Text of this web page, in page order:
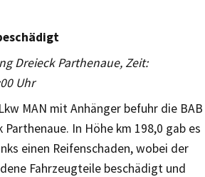
Dreieck Parthenaue, Zeit:
Uhr
MAN mit Anhänger befuhr die BAB
In Höhe km 198,0 gab es
einen Reifenschaden, wobei der
Fahrzeugteile beschädigt und